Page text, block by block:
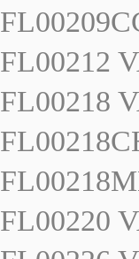
FL00212
FL00218
FL00220